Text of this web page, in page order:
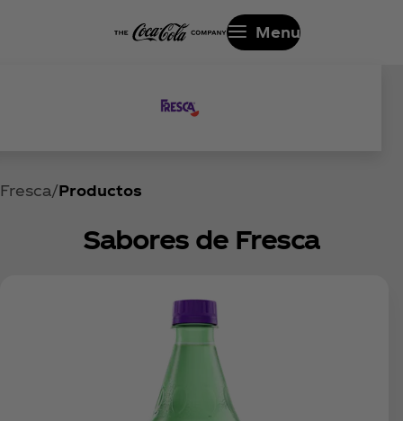
Menu
Fresca Productos
Sabores de Fresca